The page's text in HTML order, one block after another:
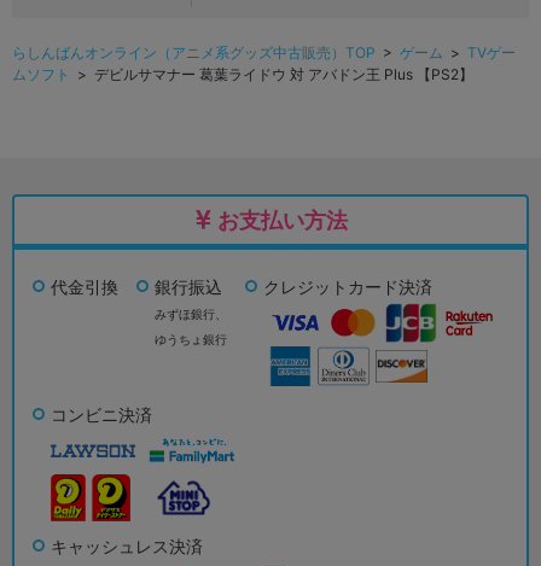
らしんばんオンライン（アニメ系グッズ中古販売）TOP > ゲーム > TVゲー
ムソフト
> デビルサマナー 葛葉ライドウ 対 アバドン王 Plus 【PS2】
お支払い方法
代金引換 銀行振込
みずほ銀行、
ゆうちょ銀行
クレジットカード決済
コンビニ決済
キャッシュレス決済